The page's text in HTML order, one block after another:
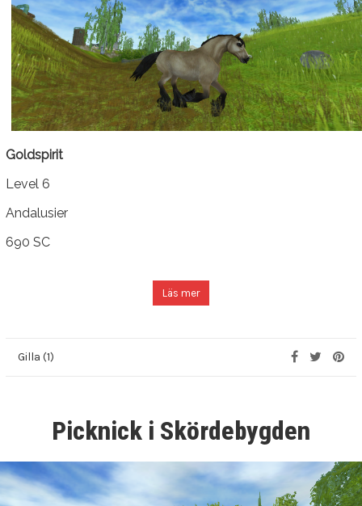
Goldspirit
Level 6
Andalusier
690 SC
Läs mer
Gilla (1)
Picknick i Skördebygden